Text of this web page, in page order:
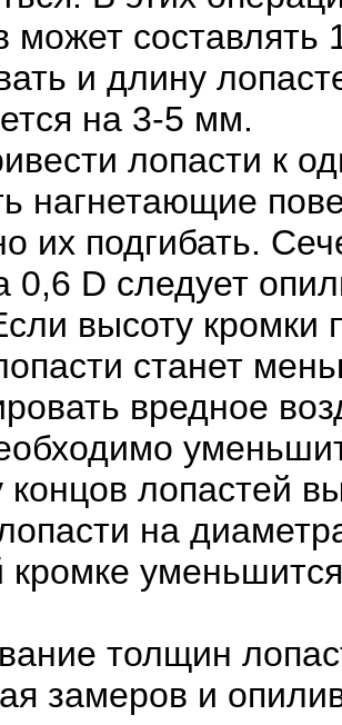
может составлять
и длину
на 3-5 мм.
лопасти к
нагнетающие
их подгибать.
0,6 D следует
высоту
станет
вредное
концов лопастей
на
кромке
толщин
замеров и